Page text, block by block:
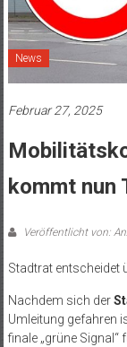
News
Februar 27, 2025
kommt nun
Veröffentlicht von:
Stadtrat entscheidet
Nachdem sich der
Umleitung gefahren
finale „grüne Signal“